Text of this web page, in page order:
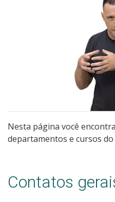
Livros e periódicos
Nesta página você
departamentos e cursos do
Contatos